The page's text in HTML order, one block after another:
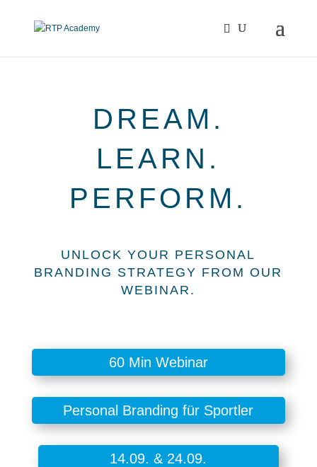
DREAM.
LEARN.
PERFORM.
UNLOCK YOUR PERSONAL
BRANDING STRATEGY FROM OUR
WEBINAR.
60 Min Webinar
Personal Branding für Sportler
14.09. & 24.09.